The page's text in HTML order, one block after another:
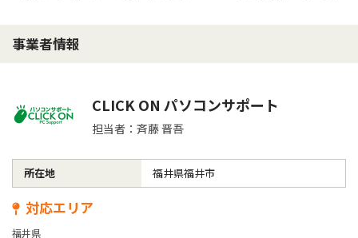
事業者情報
CLICK ON パソコンサポート
担当者：斉藤 晋吾
所在地 福井県福井市
対応エリア
福井県